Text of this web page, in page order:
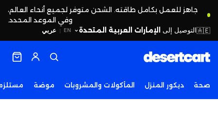
جاهز للعمل بكامل طاقته. الشحن متوفر لجميع أنحاء العالم،
وفي الموعد المحدد.
EN
| عربي 🇦🇪التوصيل إلى الإمارات العربية المتحدة
صحة ديكور المنزل المأكولات والمشروبات موضة